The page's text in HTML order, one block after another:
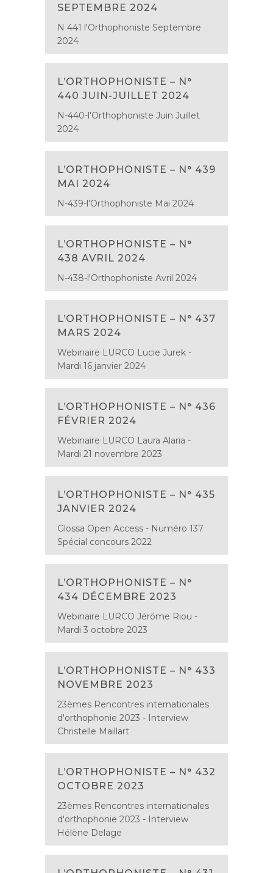
SEPTEMBRE 2024
N 441 l'Orthophoniste Septembre
2024
L’ORTHOPHONISTE – N°
440 JUIN-JUILLET 2024
N-440-l'Orthophoniste Juin Juillet
2024
L’ORTHOPHONISTE – N° 439
MAI 2024
N-439-l'Orthophoniste Mai 2024
L’ORTHOPHONISTE – N°
438 AVRIL 2024
N-438-l'Orthophoniste Avril 2024
L’ORTHOPHONISTE – N° 437
MARS 2024
Webinaire LURCO Lucie Jurek -
Mardi 16 janvier 2024
L’ORTHOPHONISTE – N° 436
FÉVRIER 2024
Webinaire LURCO Laura Alaria -
Mardi 21 novembre 2023
L’ORTHOPHONISTE – N° 435
JANVIER 2024
Glossa Open Access - Numéro 137
Spécial concours 2022
L’ORTHOPHONISTE – N°
434 DÉCEMBRE 2023
Webinaire LURCO Jérôme Riou -
Mardi 3 octobre 2023
L’ORTHOPHONISTE – N° 433
NOVEMBRE 2023
23èmes Rencontres internationales
d'orthophonie 2023 - Interview
Christelle Maillart
L’ORTHOPHONISTE – N° 432
OCTOBRE 2023
23èmes Rencontres internationales
d'orthophonie 2023 - Interview
Hélène Delage